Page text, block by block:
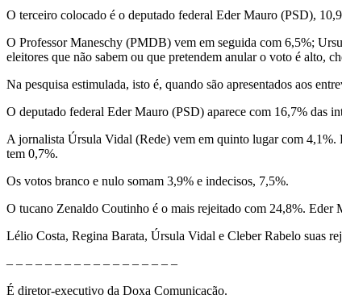
O terceiro colocado é o deputado federal Eder Mauro (PSD),
O Professor Maneschy (PMDB) vem em seguida com 6,5%;
eleitores que não sabem ou que pretendem anular o voto é alto,
Na pesquisa estimulada, isto é, quando são apresentados aos
O deputado federal Eder Mauro (PSD) aparece com 16,7% das
A jornalista Úrsula Vidal (Rede) vem em quinto lugar com
tem 0,7%.
Os votos branco e nulo somam 3,9% e indecisos, 7,5%.
O tucano Zenaldo Coutinho é o mais rejeitado com 24,8%.
Lélio Costa, Regina Barata, Úrsula Vidal e Cleber Rabelo suas
– – – – – – – – – – – – – – – – – –
É diretor-executivo da Doxa Comunicação.